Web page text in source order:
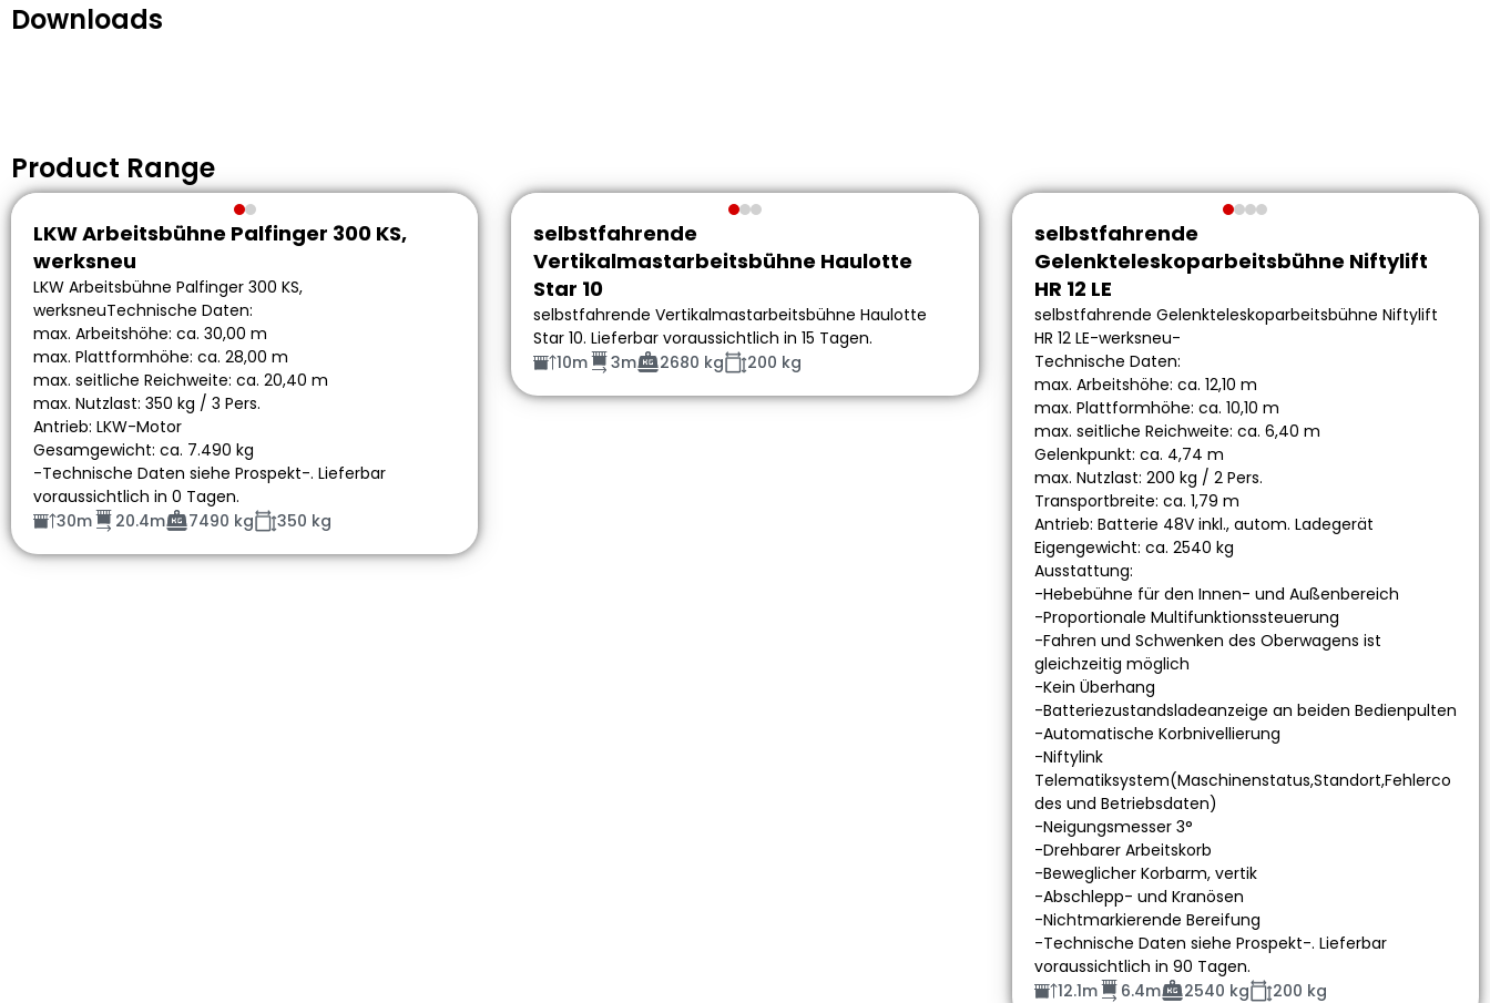
Downloads
Product Range
LKW Arbeitsbühne Palfinger 300 KS,
werksneu
LKW Arbeitsbühne Palfinger 300 KS,
werksneuTechnische Daten:
max. Arbeitshöhe: ca. 30,00 m
max. Plattformhöhe: ca. 28,00 m
max. seitliche Reichweite: ca. 20,40 m
max. Nutzlast: 350 kg / 3 Pers.
Antrieb: LKW-Motor
Gesamgewicht: ca. 7.490 kg
-Technische Daten siehe Prospekt-. Lieferbar
voraussichtlich in 0 Tagen.
30m
20.4m 7490 kg 350 kg
selbstfahrende
Vertikalmastarbeitsbühne Haulotte
Star 10
selbstfahrende Vertikalmastarbeitsbühne Haulotte
Star 10. Lieferbar voraussichtlich in 15 Tagen.
10m
3m 2680 kg 200 kg
selbstfahrende
Gelenkteleskoparbeitsbühne Niftylift
HR 12 LE
selbstfahrende Gelenkteleskoparbeitsbühne Niftylift
HR 12 LE-werksneu-
Technische Daten:
max. Arbeitshöhe: ca. 12,10 m
max. Plattformhöhe: ca. 10,10 m
max. seitliche Reichweite: ca. 6,40 m
Gelenkpunkt: ca. 4,74 m
max. Nutzlast: 200 kg / 2 Pers.
Transportbreite: ca. 1,79 m
Antrieb: Batterie 48V inkl., autom. Ladegerät
Eigengewicht: ca. 2540 kg
Ausstattung:
-Hebebühne für den Innen- und Außenbereich
-Proportionale Multifunktionssteuerung
-Fahren und Schwenken des Oberwagens ist
gleichzeitig möglich
-Kein Überhang
-Batteriezustandsladeanzeige an beiden Bedienpulten
-Automatische Korbnivellierung
-Niftylink
Telematiksystem(Maschinenstatus,Standort,Fehlerco
des und Betriebsdaten)
-Neigungsmesser 3°
-Drehbarer Arbeitskorb
-Beweglicher Korbarm, vertik
-Abschlepp- und Kranösen
-Nichtmarkierende Bereifung
-Technische Daten siehe Prospekt-. Lieferbar
voraussichtlich in 90 Tagen.
12.1m
6.4m 2540 kg 200 kg